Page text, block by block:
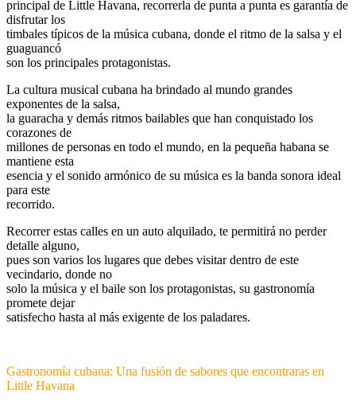
principal de Little Havana, recorrerla de punta a punta es garantía de
disfrutar los
timbales típicos de la música cubana, donde el ritmo de la salsa y el
guaguancó
son los principales protagonistas.
La cultura musical cubana ha brindado al mundo grandes
exponentes de la salsa,
la guaracha y demás ritmos bailables que han conquistado los
corazones de
millones de personas en todo el mundo, en la pequeña habana se
mantiene esta
esencia y el sonido armónico de su música es la banda sonora ideal
para este
recorrido.
Recorrer estas calles en un auto alquilado, te permitirá no perder
detalle alguno,
pues son varios los lugares que debes visitar dentro de este
vecindario, donde no
solo la música y el baile son los protagonistas, su gastronomía
promete dejar
satisfecho hasta al más exigente de los paladares.
Gastronomía cubana: Una fusión de sabores que encontraras en
Little Havana